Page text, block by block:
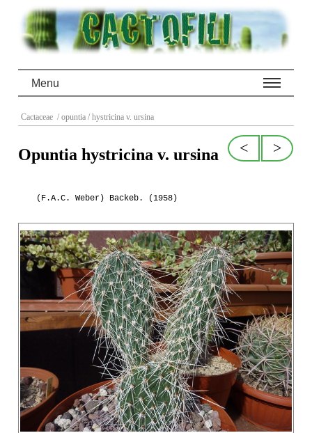
Menu
Cactaceae / opuntia / hystricina v. ursina
>
<
Opuntia hystricina v. ursina
(F.A.C. Weber) Backeb. (1958)